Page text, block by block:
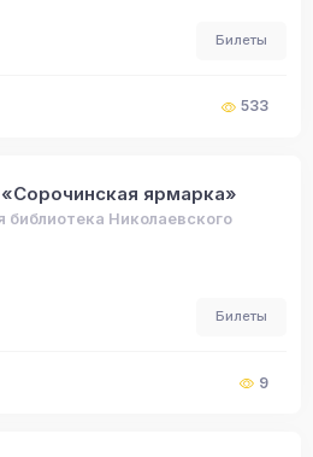
Билеты
533
ярмарка»
библиотека Николаевского
Билеты
9